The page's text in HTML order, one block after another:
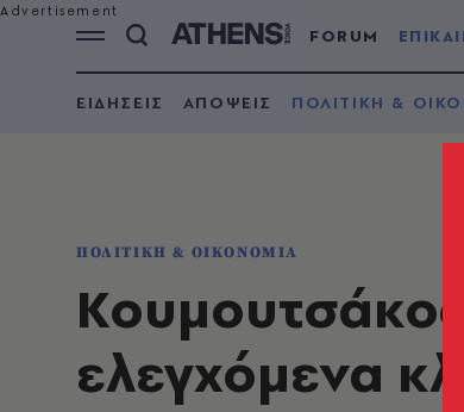
FORUM
ΕΙΔΗΣΕΙΣ ΑΠΟΨΕΙΣ ΠΟΛΙΤΙΚΗ &
ΠΟΛΙΤΙΚΗ & ΟΙΚΟΝΟΜΙΑ
ελεγχόμενα